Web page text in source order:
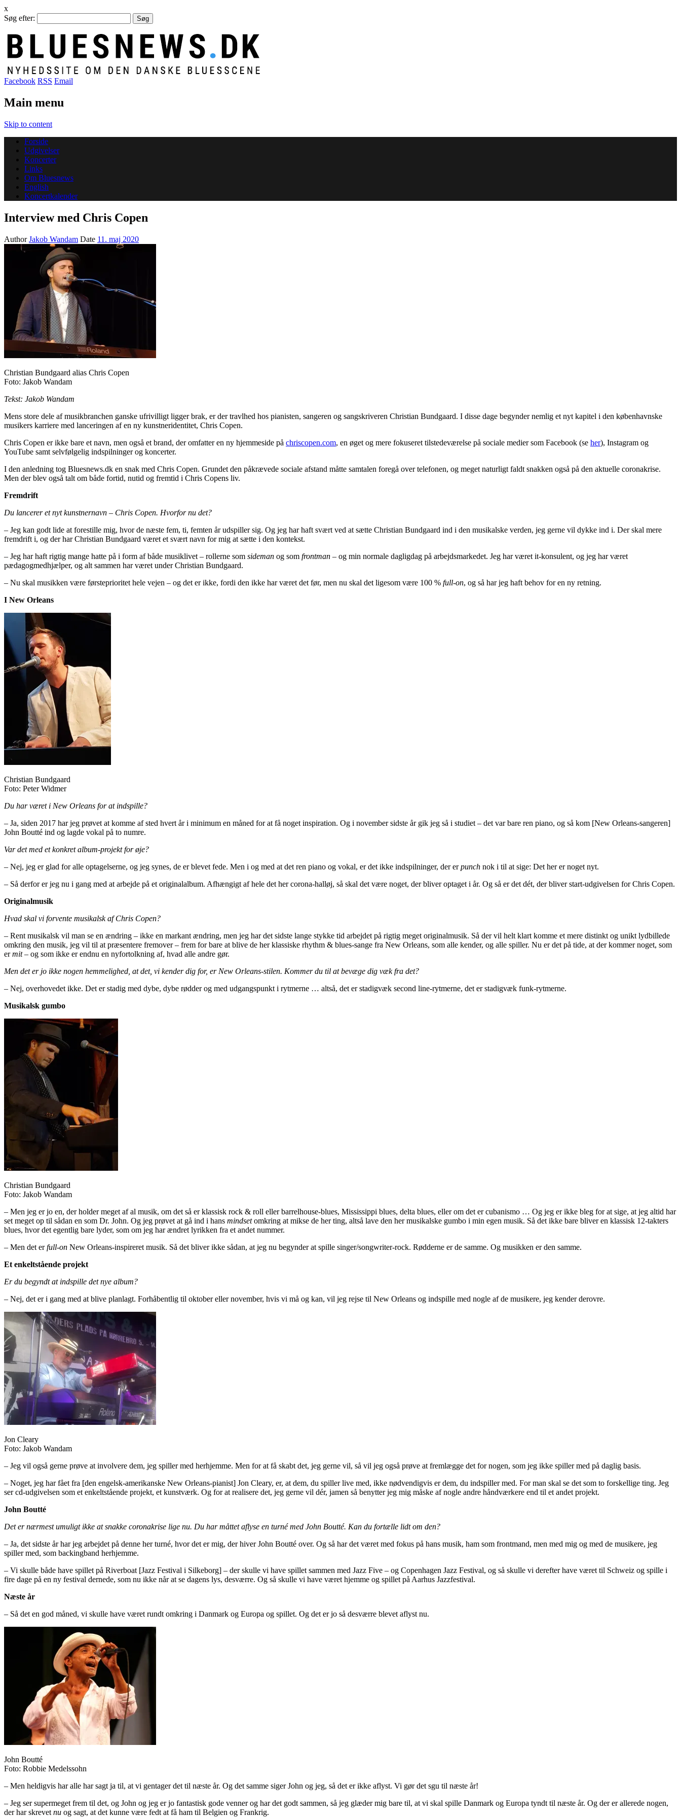
x
Søg efter:
Facebook RSS Email
Main menu
Skip to content
Forside
Udgivelser
Koncerter
Links
Om Bluesnews
English
Koncertkalender
Interview med Chris Copen
AuthorJakob Wandam Date 11. maj 2020
Christian Bundgaard alias Chris Copen
Foto: Jakob Wandam
Tekst: Jakob Wandam
Mens store dele af musikbranchen ganske ufrivilligt ligger brak, er der travlhed hos pianisten, sangeren og sangskriveren Christian Bundgaard. I disse dage begynder nemlig et nyt kapitel i den københavnske
musikers karriere med lanceringen af en ny kunstneridentitet, Chris Copen.
Chris Copen er ikke bare et navn, men også et brand, der omfatter en ny hjemmeside på chriscopen.com, en øget og mere fokuseret tilstedeværelse på sociale medier som Facebook (se her), Instagram og
YouTube samt selvfølgelig indspilninger og koncerter.
I den anledning tog Bluesnews.dk en snak med Chris Copen. Grundet den påkrævede sociale afstand måtte samtalen foregå over telefonen, og meget naturligt faldt snakken også på den aktuelle coronakrise.
Men der blev også talt om både fortid, nutid og fremtid i Chris Copens liv.
Fremdrift
Du lancerer et nyt kunstnernavn – Chris Copen. Hvorfor nu det?
– Jeg kan godt lide at forestille mig, hvor de næste fem, ti, femten år udspiller sig. Og jeg har haft svært ved at sætte Christian Bundgaard ind i den musikalske verden, jeg gerne vil dykke ind i. Der skal mere
fremdrift i, og der har Christian Bundgaard været et svært navn for mig at sætte i den kontekst.
– Jeg har haft rigtig mange hatte på i form af både musiklivet – rollerne som sideman og som frontman – og min normale dagligdag på arbejdsmarkedet. Jeg har været it-konsulent, og jeg har været
pædagogmedhjælper, og alt sammen har været under Christian Bundgaard.
– Nu skal musikken være førsteprioritet hele vejen – og det er ikke, fordi den ikke har været det før, men nu skal det ligesom være 100 % full-on, og så har jeg haft behov for en ny retning.
I New Orleans
Christian Bundgaard
Foto: Peter Widmer
Du har været i New Orleans for at indspille?
– Ja, siden 2017 har jeg prøvet at komme af sted hvert år i minimum en måned for at få noget inspiration. Og i november sidste år gik jeg så i studiet – det var bare ren piano, og så kom [New Orleans-sangeren]
John Boutté ind og lagde vokal på to numre.
Var det med et konkret album-projekt for øje?
– Nej, jeg er glad for alle optagelserne, og jeg synes, de er blevet fede. Men i og med at det ren piano og vokal, er det ikke indspilninger, der erpunch nok i til at sige: Det her er noget nyt.
– Så derfor er jeg nu i gang med at arbejde på et originalalbum. Afhængigt af hele det her corona-halløj, så skal det være noget, der bliver optaget i år. Og så er det dét, der bliver start-udgivelsen for Chris Copen.
Originalmusik
Hvad skal vi forvente musikalsk af Chris Copen?
– Rent musikalsk vil man se en ændring – ikke en markant ændring, men jeg har det sidste lange stykke tid arbejdet på rigtig meget originalmusik. Så der vil helt klart komme et mere distinkt og unikt lydbillede
omkring den musik, jeg vil til at præsentere fremover – frem for bare at blive de her klassiske rhythm & blues-sange fra New Orleans, som alle kender, og alle spiller. Nu er det på tide, at der kommer noget, som
ermit– og som ikke er endnu en nyfortolkning af, hvad alle andre gør.
Men det er jo ikke nogen hemmelighed, at det, vi kender dig for, er New Orleans-stilen. Kommer du til at bevæge dig væk fra det?
– Nej, overhovedet ikke. Det er stadig med dybe, dybe rødder og med udgangspunkt i rytmerne … altså, det er stadigvæk second line-rytmerne, det er stadigvæk funk-rytmerne.
Musikalsk gumbo
Christian Bundgaard
Foto: Jakob Wandam
– Men jeg er jo en, der holder meget af al musik, om det så er klassisk rock & roll eller barrelhouse-blues, Mississippi blues, delta blues, eller om det er cubanismo … Og jeg er ikke bleg for at sige, at jeg altid har
set meget op til sådan en som Dr. John. Og jeg prøvet at gå ind i hans mindsetomkring at mikse de her ting, altså lave den her musikalske gumbo i min egen musik. Så det ikke bare bliver en klassisk 12-takters
blues, hvor det egentlig bare lyder, som om jeg har ændret lyrikken fra et andet nummer.
– Men det erfull-on New Orleans-inspireret musik. Så det bliver ikke sådan, at jeg nu begynder at spille singer/songwriter-rock. Rødderne er de samme. Og musikken er den samme.
Et enkeltstående projekt
Er du begyndt at indspille det nye album?
– Nej, det er i gang med at blive planlagt. Forhåbentlig til oktober eller november, hvis vi må og kan, vil jeg rejse til New Orleans og indspille med nogle af de musikere, jeg kender derovre.
Jon Cleary
Foto: Jakob Wandam
– Jeg vil også gerne prøve at involvere dem, jeg spiller med herhjemme. Men for at få skabt det, jeg gerne vil, så vil jeg også prøve at fremlægge det for nogen, som jeg ikke spiller med på daglig basis.
– Noget, jeg har fået fra [den engelsk-amerikanske New Orleans-pianist] Jon Cleary, er, at dem, du spiller live med, ikke nødvendigvis er dem, du indspiller med. For man skal se det som to forskellige ting. Jeg
ser cd-udgivelsen som et enkeltstående projekt, et kunstværk. Og for at realisere det, jeg gerne vil dér, jamen så benytter jeg mig måske af nogle andre håndværkere end til et andet projekt.
John Boutté
Det er nærmest umuligt ikke at snakke coronakrise lige nu. Du har måttet aflyse en turné med John Boutté. Kan du fortælle lidt om den?
– Ja, det sidste år har jeg arbejdet på denne her turné, hvor det er mig, der hiver John Boutté over. Og så har det været med fokus på hans musik, ham som frontmand, men med mig og med de musikere, jeg
spiller med, som backingband herhjemme.
– Vi skulle både have spillet på Riverboat [Jazz Festival i Silkeborg] – der skulle vi have spillet sammen med Jazz Five – og Copenhagen Jazz Festival, og så skulle vi derefter have været til Schweiz og spille i
fire dage på en ny festival dernede, som nu ikke når at se dagens lys, desværre. Og så skulle vi have været hjemme og spillet på Aarhus Jazzfestival.
Næste år
– Så det en god måned, vi skulle have været rundt omkring i Danmark og Europa og spillet. Og det er jo så desværre blevet aflyst nu.
John Boutté
Foto: Robbie Medelssohn
– Men heldigvis har alle har sagt ja til, at vi gentager det til næste år. Og det samme siger John og jeg, så det er ikke aflyst. Vi gør det sgu til næste år!
– Jeg ser supermeget frem til det, og John og jeg er jo fantastisk gode venner og har det godt sammen, så jeg glæder mig bare til, at vi skal spille Danmark og Europa tyndt til næste år. Og der er allerede nogen,
der har skrevet nu og sagt, at det kunne være fedt at få ham til Belgien og Frankrig.